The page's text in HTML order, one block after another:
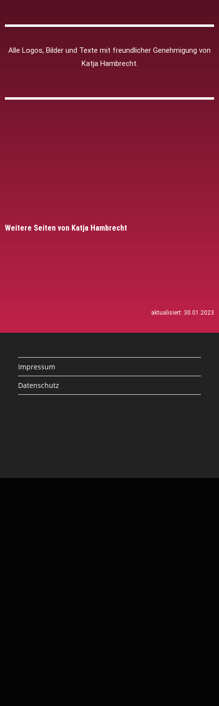
Alle Logos, Bilder und Texte mit freundlicher Genehmigung von
Katja Hambrecht.
Weitere Seiten von Katja Hambrecht
aktualisiert: 30.01.2023
Impressum
Datenschutz